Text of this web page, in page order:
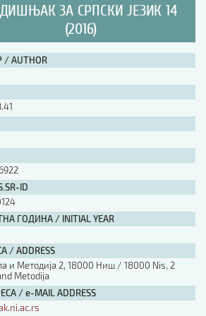
ЗА СРПСКИ ЈЕЗИК 14
(2016)
/ AUTHOR
ID
ГОДИНА / INITIAL YEAR
/ ADDRESS
и Методија 2, 18000 Ниш / 18000 Nis, 2
Metodija
/ e-MAIL ADDRESS